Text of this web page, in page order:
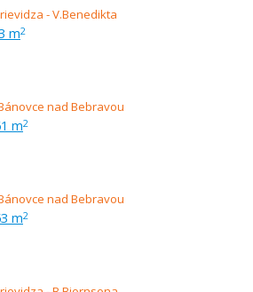
m2
m2
m2